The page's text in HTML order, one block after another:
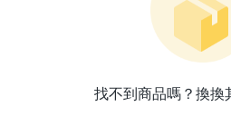
找不到商品嗎？換換